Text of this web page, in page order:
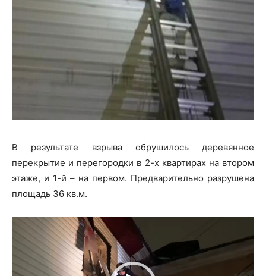
В результате взрыва обрушилось деревянное
перекрытие и перегородки в 2-х квартирах на втором
этаже, и 1-й – на первом. Предварительно разрушена
площадь 36 кв.м.
е